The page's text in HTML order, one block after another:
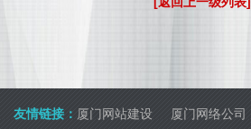
友情链接： 厦门网站建设 厦门网络公司